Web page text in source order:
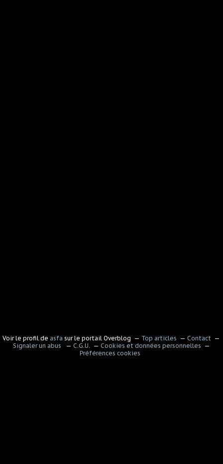
Voir le profil de asfa sur le portail Overblog Top articles
Contact
Signaler un abus
C.G.U.
Cookies et données personnelles
Préférences cookies